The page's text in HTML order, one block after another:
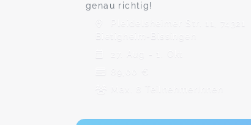
genau richtig!
Pleidelsheimer Str. 11, 74321
Bietigheim-Bissingen
27. Aug - 1. Okt
89,00 €
Max. 8 TeilnehmerInnen